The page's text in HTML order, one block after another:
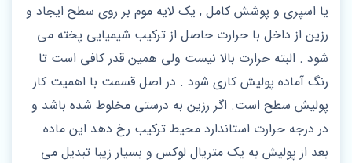
یا اسپری و پوشش کامل , یک لایه موم بر روی سطح ایجاد و
رزین از داخل با حرارت حاصل از ترکیب شیمیایی پخته می
شود . البته حرارت بالا نیست ولی همین قدر کافی است تا
رنگ آماده پولیش کاری شود . در اصل قسمت با اهمیت کار
پولیش سطح است. اگر رزین به درستی مخلوط شده باشد و
در درجه حرارت استاندارد محیط ترکیب رخ دهد این ماده
بعد از پولیش به یک متریال لوکس و بسیار زیبا تبدیل می